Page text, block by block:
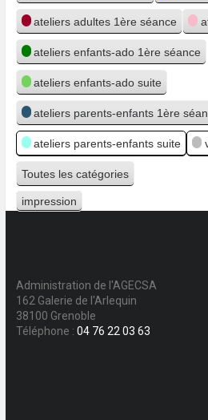
ateliers adultes 1ère séance
ateliers enfants-ado 1ère séance
ateliers enfants-ado suite
ateliers parents-enfants 1ère
ateliers parents-enfants suite
Toutes les catégories
Vue
impression
Administration de l'AGECSA
162 Galerie de l'Arlequin
38100 Grenoble
Téléphone : 04 76 22 03 63